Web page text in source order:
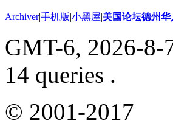
Archiver|手机版|小黑屋|美国论坛德州华
GMT-6, 2026-8-
14 queries .
© 2001-2017